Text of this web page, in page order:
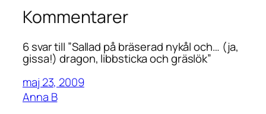
Kommentarer
6 svar till ”Sallad på bräserad nykål och… (ja,
gissa!) dragon, libbsticka och gräslök”
maj 23, 2009
Anna B